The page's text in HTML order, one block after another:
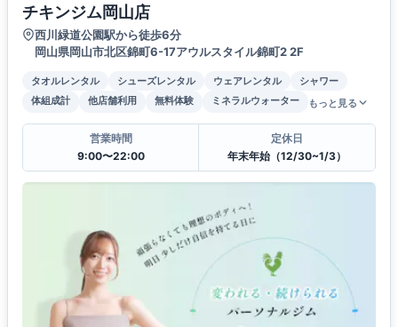
チキンジム岡山店
西川緑道公園駅から徒歩6分
岡山県岡山市北区錦町6-17アウルスタイル錦町2 2F
タオルレンタル シューズレンタル ウェアレンタル
シャワー
体組成計
他店舗利用 無料体験 ミネラルウォーター もっと見る
営業時間
9:00〜22:00
定休日
年末年始（12/30~1/3）